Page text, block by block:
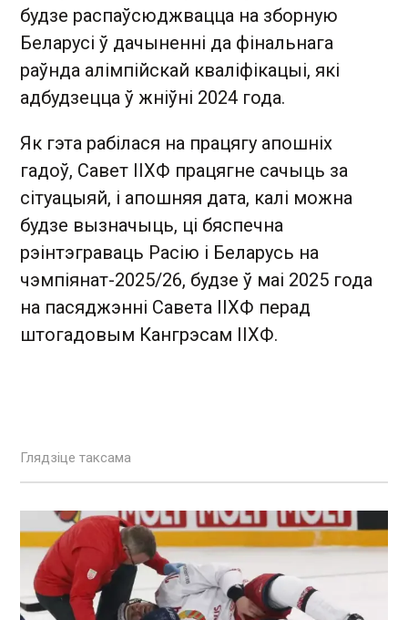
будзе распаўсюджвацца на зборную
Беларусі ў дачыненні да фінальнага
раўнда алімпійскай кваліфікацыі, які
адбудзецца ў жніўні 2024 года.
Як гэта рабілася на працягу апошніх
гадоў, Савет ІІХФ працягне сачыць за
сітуацыяй, і апошняя дата, калі можна
будзе вызначыць, ці бяспечна
рэінтэграваць Расію і Беларусь на
чэмпіянат-2025/26, будзе ў маі 2025 года
на пасяджэнні Савета ІІХФ перад
штогадовым Кангрэсам ІІХФ.
Глядзіце таксама